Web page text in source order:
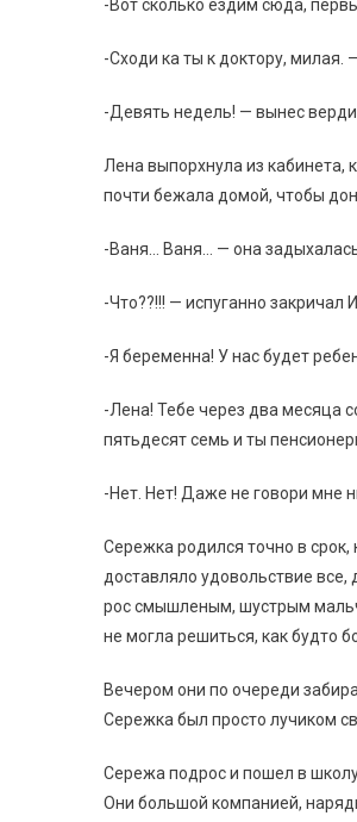
-Вот сколько ездим сюда,
-Сходи ка ты к доктору, милая.
-Девять недель! — вынес
Лена выпорхнула из кабинета,
почти бежала домой, чтобы
-Ваня… Ваня… — она
-Что??!!! — испуганно закричал
-Я беременна! У нас будет
-Лена! Тебе через два месяца
пятьдесят семь и ты
-Нет. Нет! Даже не говори мне
Сережка родился точно в
доставляло удовольствие
рос смышленым, шустрым
не могла решиться, как будто
Вечером они по очереди
Сережка был просто лучиком
Сережа подрос и пошел в
Они большой компанией,